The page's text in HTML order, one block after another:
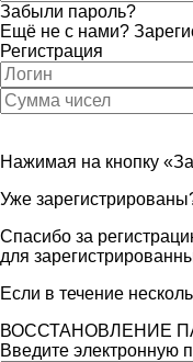
Забыли пароль?
Ещё не с нами?
Регистрация
Нажимая на кнопку
Уже
Спасибо за
для
Если в течение
ВОССТАНОВЛЕНИЕ
Введите электронную